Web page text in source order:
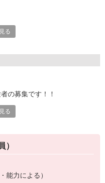
典など、
味方です♪
工・組立・検査
ト・エステ
塾・人材紹介
る
の募集です！！
やご希望をヒアリングして、
プ製品も！
れど、なかなか自分に合うもの
多くが「アクセーヌに出会え
！また、近年肌が敏感に傾き
守り」のような製品になって
る
能力による）